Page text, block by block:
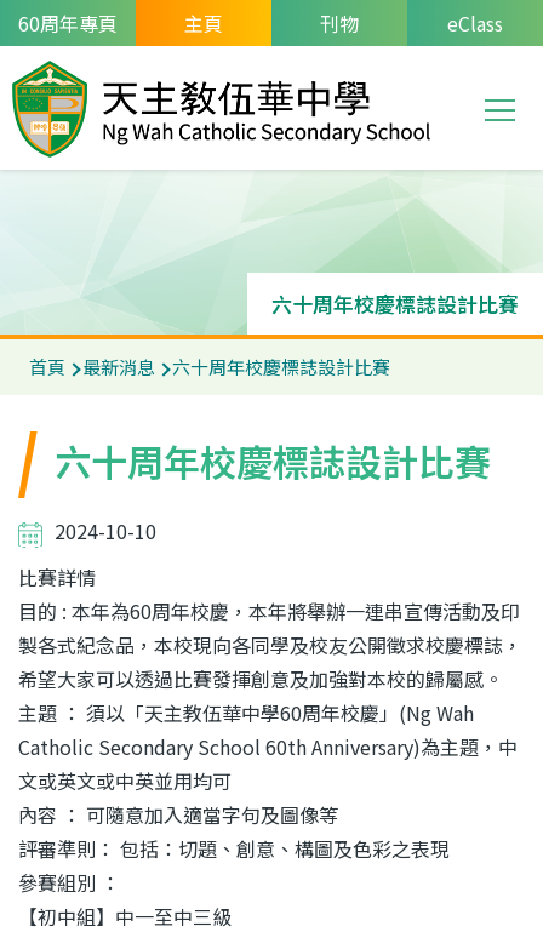
移至主內容
60周年專頁 主頁 刊物 eClass
Main
六十周年校慶標誌設計比賽
導
連
結
首頁 最新消息 六十周年校慶標誌設計比賽
六十周年校慶標誌設計比賽
2024-10-10
比賽詳情
目的 : 本年為60周年校慶，本年將舉辦一連串宣傳活動及印
製各式紀念品，本校現向各同學及校友公開徵求校慶標誌，
希望大家可以透過比賽發揮創意及加強對本校的歸屬感。
主題 ： 須以「天主教伍華中學60周年校慶」(Ng Wah
Catholic Secondary School 60th Anniversary)為主題，中
文或英文或中英並用均可
內容 ： 可隨意加入適當字句及圖像等
評審準則： 包括：切題、創意、構圖及色彩之表現
參賽組別 ：
【初中組】中一至中三級